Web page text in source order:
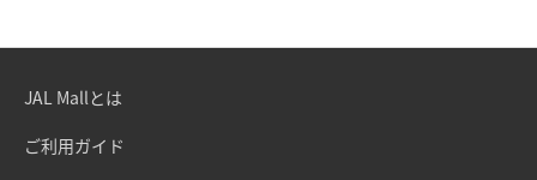
JAL Mallとは
ご利用ガイド